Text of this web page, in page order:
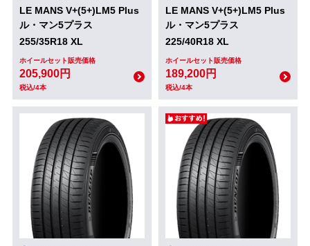
LE MANS V+(5+)LM5 Plus
ル・マン5プラス
255/35R18 XL
ホイールセット販売価格
205,900円
税込/4本
LE MANS V+(5+)LM5 Plus
ル・マン5プラス
225/40R18 XL
ホイールセット販売価格
189,200円
税込/4本